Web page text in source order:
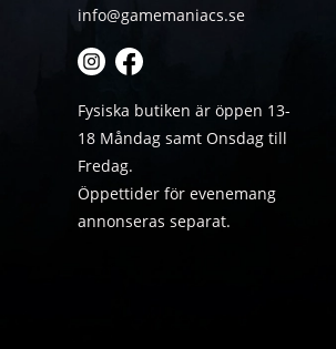
info@gamemaniacs.se
Fysiska butiken är öppen 13-
18 Måndag samt Onsdag till
Fredag.
Öppettider för evenemang
annonseras separat.